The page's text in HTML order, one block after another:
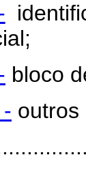
bloco
outros